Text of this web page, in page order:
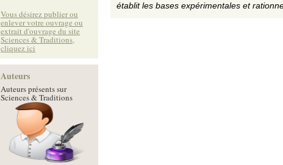
Vous désirez publier ou
enlever votre ouvrage ou
extrait d'ouvrage du site
Sciences & Traditions,
cliquez ici
Auteurs
Auteurs présents sur
Sciences & Traditions
établit les bases expérimentales et